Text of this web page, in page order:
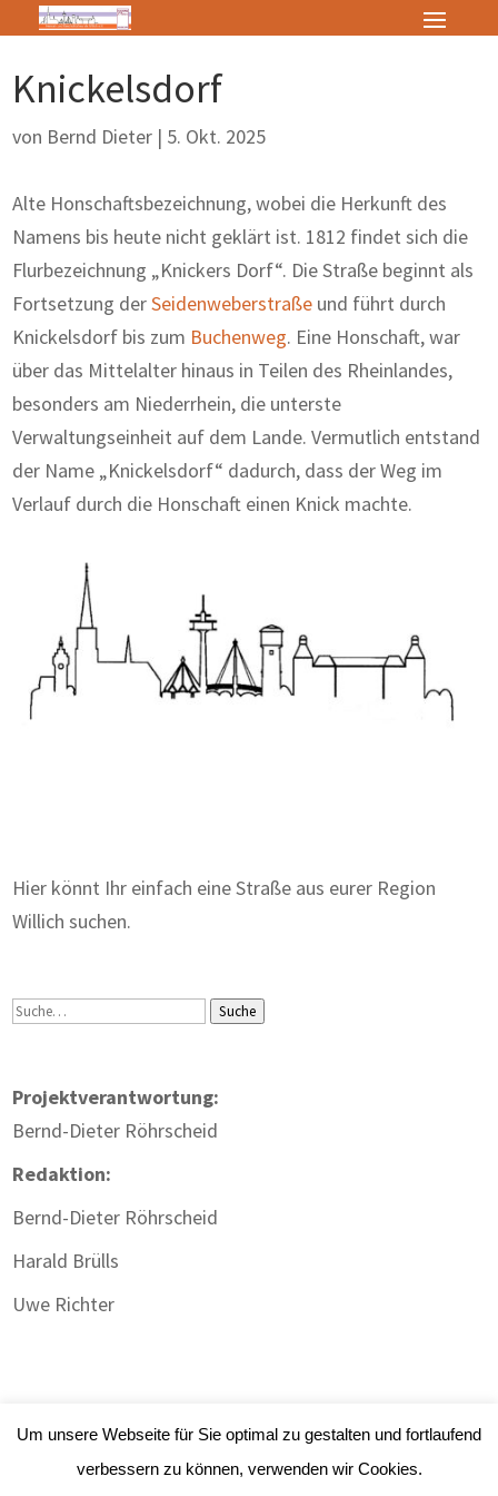
Knickelsdorf
von Bernd Dieter | 5. Okt. 2025
Alte Honschaftsbezeichnung, wobei die Herkunft des
Namens bis heute nicht geklärt ist. 1812 findet sich die
Flurbezeichnung „Knickers Dorf“. Die Straße beginnt als
Fortsetzung derSeidenweberstraße und führt durch
Knickelsdorf bis zum Buchenweg. Eine Honschaft, war
über das Mittelalter hinaus in Teilen des Rheinlandes,
besonders am Niederrhein, die unterste
Verwaltungseinheit auf dem Lande. Vermutlich entstand
der Name „Knickelsdorf“ dadurch, dass der Weg im
Verlauf durch die Honschaft einen Knick machte.
Hier könnt Ihr einfach eine Straße aus eurer Region
Willich suchen.
Suche Suche
Projektverantwortung:
Bernd-Dieter Röhrscheid
Redaktion:
Bernd-Dieter Röhrscheid
Harald Brülls
Uwe Richter
Um unsere Webseite für Sie optimal zu gestalten und fortlaufend
verbessern zu können, verwenden wir Cookies.